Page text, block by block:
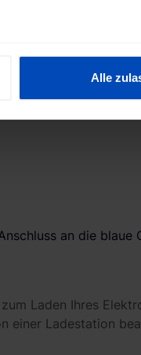
legen Sie Ihre
Alle
2 einstecken und mit
an die blaue
Laden Ihres
einer Ladestation